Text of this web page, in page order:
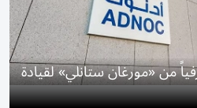
من «مورغان ستانلي» لقيادة